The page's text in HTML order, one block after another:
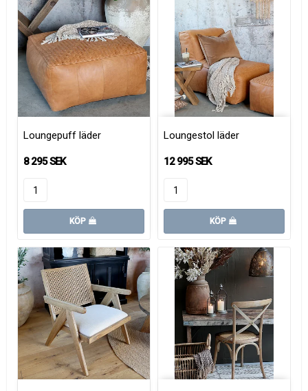
Loungepuff läder
8 295 SEK
KÖP
Loungestol läder
12 995 SEK
KÖP